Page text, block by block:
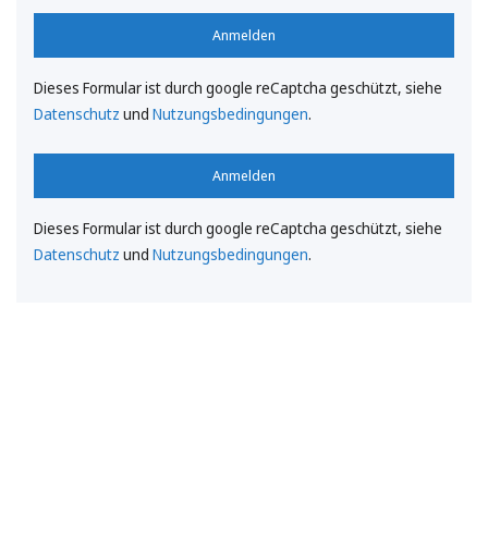
Anmelden
Dieses Formular ist durch google reCaptcha geschützt, siehe
Datenschutz und Nutzungsbedingungen.
Anmelden
Dieses Formular ist durch google reCaptcha geschützt, siehe
Datenschutz und Nutzungsbedingungen.